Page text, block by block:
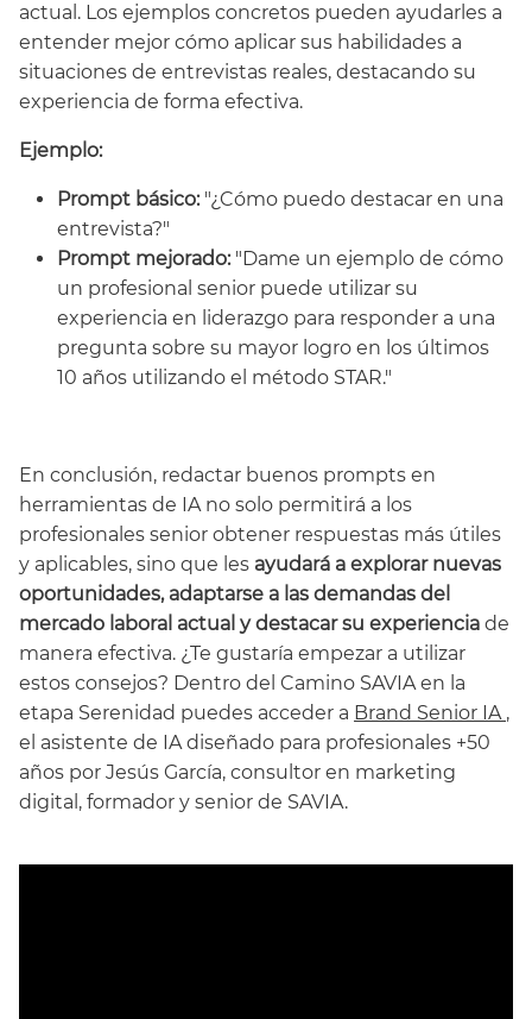
actual. Los ejemplos concretos pueden ayudarles a
entender mejor cómo aplicar sus habilidades a
situaciones de entrevistas reales, destacando su
experiencia de forma efectiva.
Ejemplo:
Prompt básico: "¿Cómo puedo destacar en una
entrevista?"
Prompt mejorado: "Dame un ejemplo de cómo
un profesional senior puede utilizar su
experiencia en liderazgo para responder a una
pregunta sobre su mayor logro en los últimos
10 años utilizando el método STAR."
En conclusión, redactar buenos prompts en
herramientas de IA no solo permitirá a los
profesionales senior obtener respuestas más útiles
y aplicables, sino que les ayudará a explorar nuevas
oportunidades, adaptarse a las demandas del
mercado laboral actual y destacar su experiencia de
manera efectiva. ¿Te gustaría empezar a utilizar
estos consejos? Dentro del Camino SAVIA en la
etapa Serenidad puedes acceder a Brand Senior IA ,
el asistente de IA diseñado para profesionales +50
años por Jesús García, consultor en marketing
digital, formador y senior de SAVIA.